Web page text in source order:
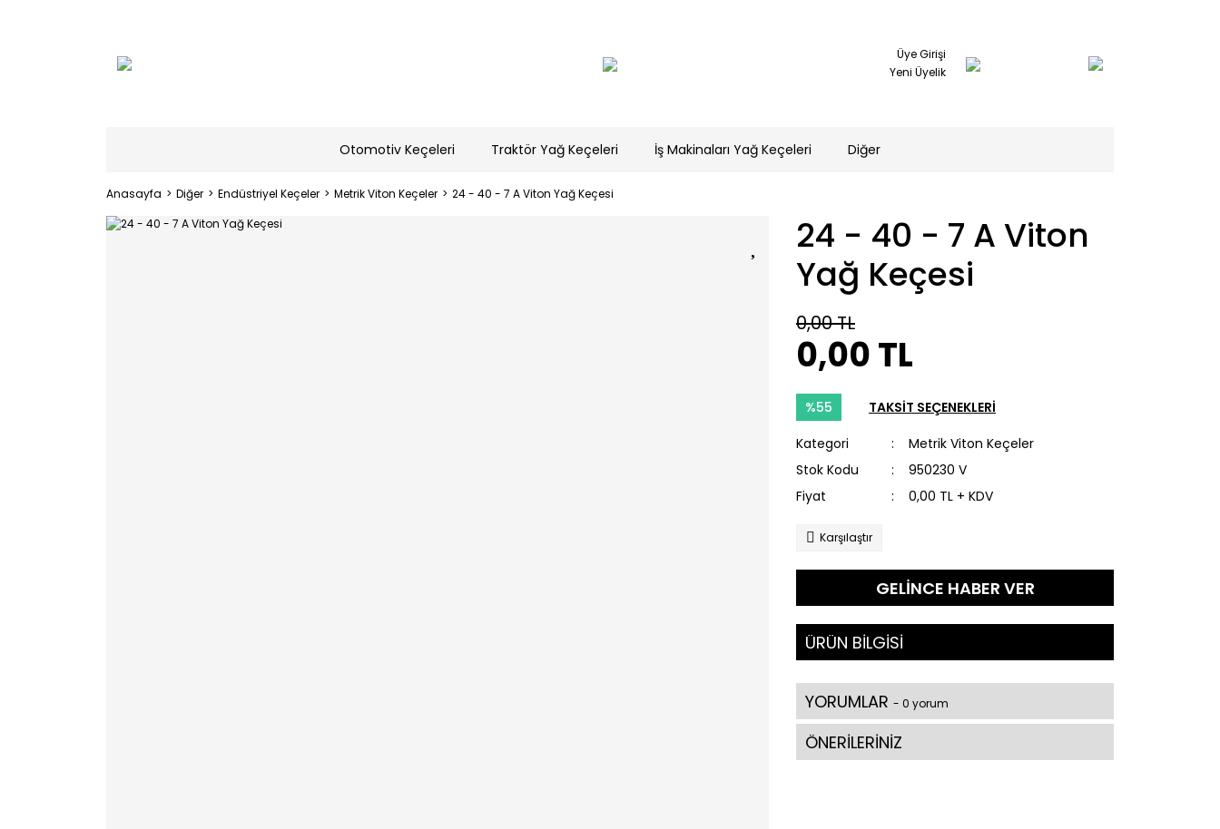
Üye Girişi
Yeni Üyelik
Otomotiv Keçeleri Traktör Yağ Keçeleri İş Makinaları Yağ Keçeleri Diğer
Anasayfa Diğer Endüstriyel Keçeler Metrik Viton Keçeler 24 - 40 - 7 A Viton Yağ Keçesi
24 - 40 - 7 A Viton
Yağ Keçesi
0,00 TL
0,00 TL
%55 TAKSİT SEÇENEKLERİ
Kategori
Metrik Viton Keçeler
Stok Kodu
950230 V
Fiyat
0,00 TL + KDV
Karşılaştır
GELİNCE HABER VER
ÜRÜN BİLGİSİ
YORUMLAR - 0 yorum
ÖNERİLERİNİZ